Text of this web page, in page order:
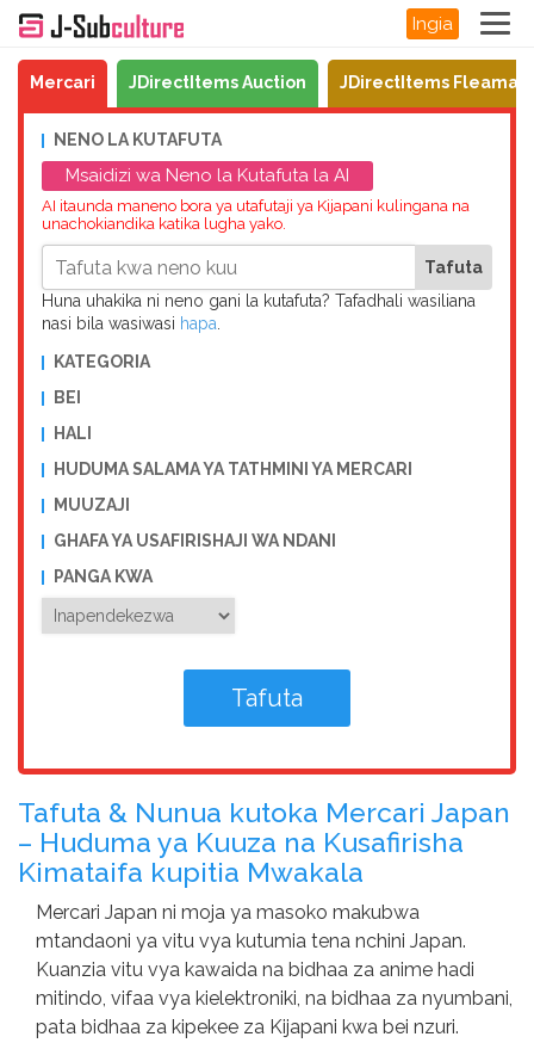
Ingia
Mercari JDirectItems Auction JDirectItems
NENO LA KUTAFUTA
Msaidizi wa Neno la Kutafuta la AI
AI itaunda maneno bora ya utafutaji ya Kijapani kulingana na
unachokiandika katika lugha yako.
Huna uhakika ni neno gani la kutafuta? Tafadhali wasiliana
nasi bila wasiwasi hapa
KATEGORIA
BEI
HALI
HUDUMA SALAMA YA TATHMINI YA MERCARI
MUUZAJI
GHAFA YA USAFIRISHAJI WA NDANI
PANGA KWA
Tafuta & Nunua kutoka Mercari Japan
– Huduma ya Kuuza na Kusafirisha
Kimataifa kupitia Mwakala
Mercari Japan ni moja ya masoko makubwa
mtandaoni ya vitu vya kutumia tena nchini Japan.
Kuanzia vitu vya kawaida na bidhaa za anime hadi
mitindo, vifaa vya kielektroniki, na bidhaa za nyumbani,
pata bidhaa za kipekee za Kijapani kwa bei nzuri.